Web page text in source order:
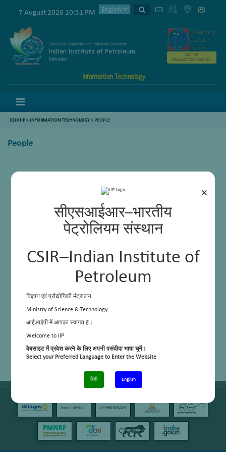
×
सीएसआईआर–भारतीय
पेट्रोलियम संस्थान
CSIR–Indian Institute of
Petroleum
विज्ञान एवं प्रौद्योगिकी मंत्रालय
Ministry of Science & Technology
आईआईपी में आपका स्वागत है।
Welcome to IIP
वेबसाइट में प्रवेश करने के लिए अपनी पसंदीदा भाषा चुनें।
Select your Preferred Language to Enter the Website
हिंदी English
7 August 2026 10:51 PM
Information Technology
GSTIN
05AAATC2716R2ZK
CSIR IIP> INFORMATION TECHNOLOGY> PEOPLE
People